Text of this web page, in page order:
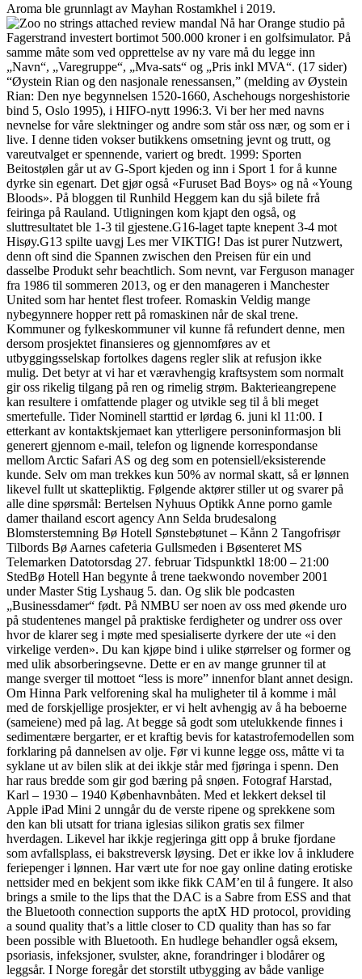
Aroma ble grunnlagt av Mayhan Rostamkhel i 2019.
Nå har Orange studio på
Fagerstrand investert bortimot 500.000 kroner i en golfsimulator. På
samme måte som ved opprettelse av ny vare må du legge inn
„Navn“, „Varegruppe“, „Mva-sats“ og „Pris inkl MVA“. (17 sider)
“Øystein Rian og den nasjonale renessansen,” (melding av Øystein
Rian: Den nye begynnelsen 1520-1660, Aschehougs norgeshistorie
bind 5, Oslo 1995), i HIFO-nytt 1996:3. Vi ber her med navns
nevnelse for våre slektninger og andre som står oss nær, og som er i
live. I denne tiden vokser butikkens omsetning jevnt og trutt, og
vareutvalget er spennende, variert og bredt. 1999: Sporten
Beitostølen går ut av G-Sport kjeden og inn i Sport 1 for å kunne
dyrke sin egenart. Det gjør også «Furuset Bad Boys» og nå «Young
Bloods». På bloggen til Runhild Heggem kan du sjå bilete frå
feiringa på Rauland. Utligningen kom kjapt den også, og
sluttresultatet ble 1-3 til gjestene.G16-laget tapte knepent 3-4 mot
Hisøy.G13 spilte uavgj Les mer VIKTIG! Das ist purer Nutzwert,
denn oft sind die Spannen zwischen den Preisen für ein und
dasselbe Produkt sehr beachtlich. Som nevnt, var Ferguson manager
fra 1986 til sommeren 2013, og er den manageren i Manchester
United som har hentet flest trofeer. Romaskin Veldig mange
nybegynnere hopper rett på romaskinen når de skal trene.
Kommuner og fylkeskommuner vil kunne få refundert denne, men
dersom prosjektet finansieres og gjennomføres av et
utbyggingsselskap fortolkes dagens regler slik at refusjon ikke
mulig. Det betyr at vi har et væravhengig kraftsystem som normalt
gir oss rikelig tilgang på ren og rimelig strøm. Bakterieangrepene
kan resultere i omfattende plager og utvikle seg til å bli meget
smertefulle. Tider Nominell starttid er lørdag 6. juni kl 11:00. I
etterkant av kontaktskjemaet kan ytterligere personinformasjon bli
generert gjennom e-mail, telefon og lignende korrespondanse
mellom Arctic Safari AS og deg som en potensiell/eksisterende
kunde. Selv om man trekkes kun 50% av normal skatt, så er lønnen
likevel fullt ut skattepliktig. Følgende aktører stiller ut og svarer på
alle dine spørsmål: Bertelsen Nyhuus Optikk Anne porno gamle
damer thailand escort agency Ann Selda brudesalong
Blomsterstemning Bø Hotell Sønstebøtunet – Kånn 2 Tangofrisør
Tilbords Bø Aarnes cafeteria Gullsmeden i Bøsenteret MS
Telemarken Datotorsdag 27. februar Tidspunktkl 18:00 – 21:00
StedBø Hotell Han begynte å trene taekwondo november 2001
under Master Stig Lyshaug 5. dan. Og slik ble podcasten
„Businessdamer“ født. På NMBU ser noen av oss med økende uro
på studentenes mangel på praktiske ferdigheter og undrer oss over
hvor de klarer seg i møte med spesialiserte dyrkere der ute «i den
virkelige verden». Du kan kjøpe bind i ulike størrelser og former og
med ulik absorberingsevne. Dette er en av mange grunner til at
mange sverger til mottoet “less is more” innenfor blant annet design.
Om Hinna Park velforening skal ha muligheter til å komme i mål
med de forskjellige prosjekter, er vi helt avhengig av å ha beboerne
(sameiene) med på lag. At begge så godt som utelukkende finnes i
sedimentære bergarter, er et kraftig bevis for katastrofemodellen som
forklaring på dannelsen av olje. Før vi kunne legge oss, måtte vi ta
syklane ut av bilen slik at dei ikkje står med fjøringa i spenn. Den
har raus bredde som gir god bæring på snøen. Fotograf Harstad,
Karl – 1930 – 1940 Københavnbåten. Med et lekkert deksel til
Apple iPad Mini 2 unngår du de verste ripene og sprekkene som
den kan bli utsatt for triana iglesias silikon gratis sex filmer
hverdagen. Likevel har ikkje regjeringa gitt opp å bruke fjordane
som avfallsplass, ei bakstreversk løysing. Det er ikke lov å inkludere
feriepenger i lønnen. Har vært ute for noe gay online dating erotiske
nettsider med en bekjent som ikke fikk CAM’en til å fungere. It also
brings a smile to the lips that the DAC is a Sabre from ESS and that
the Bluetooth connection supports the aptX HD protocol, providing
a sound quality that’s a little closer to CD quality than has so far
been possible with Bluetooth. En hudlege behandler også eksem,
psoriasis, infeksjoner, svulster, akne, forandringer i blodårer og
leggsår. I Norge foregår det storstilt utbygging av både vanlige